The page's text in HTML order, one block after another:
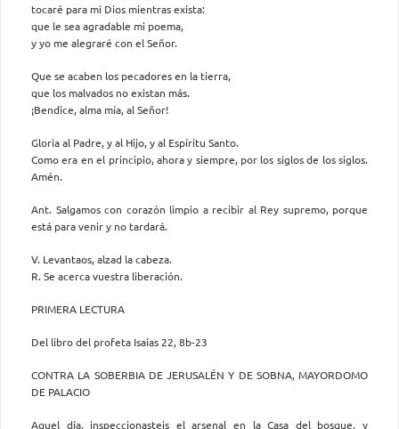
tocaré para mi Dios mientras exista:
que le sea agradable mi poema,
y yo me alegraré con el Señor.
Que se acaben los pecadores en la tierra,
que los malvados no existan más.
¡Bendice, alma mía, al Señor!
Gloria al Padre, y al Hijo, y al Espíritu Santo.
Como era en el principio, ahora y siempre, por los siglos de los siglos.
Amén.
Ant. Salgamos con corazón limpio a recibir al Rey supremo, porque
está para venir y no tardará.
V. Levantaos, alzad la cabeza.
R. Se acerca vuestra liberación.
PRIMERA LECTURA
Del libro del profeta Isaías 22, 8b-23
CONTRA LA SOBERBIA DE JERUSALÉN Y DE SOBNA, MAYORDOMO
DE PALACIO
Aquel día, inspeccionasteis el arsenal en la Casa del bosque, y